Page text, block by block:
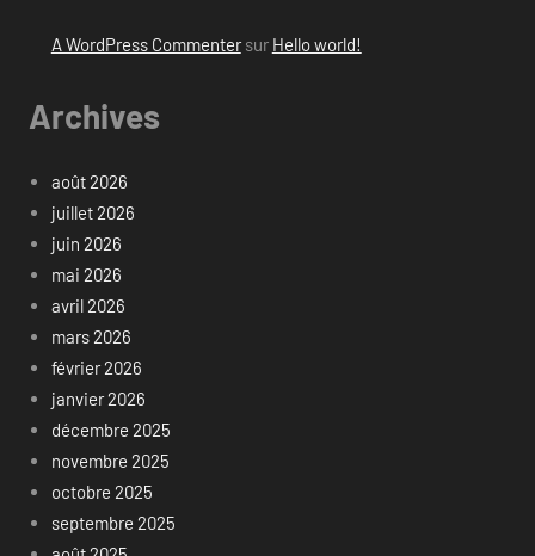
A WordPress Commentersur Hello world!
Archives
août 2026
juillet 2026
juin 2026
mai 2026
avril 2026
mars 2026
février 2026
janvier 2026
décembre 2025
novembre 2025
octobre 2025
septembre 2025